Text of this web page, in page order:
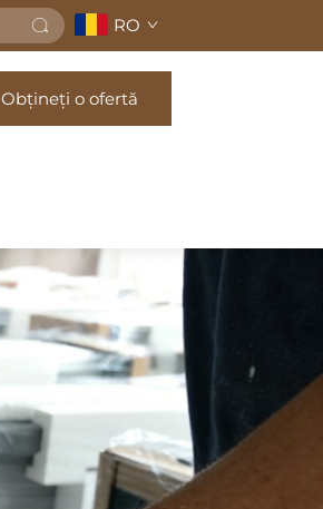
RO
Obțineți o ofertă